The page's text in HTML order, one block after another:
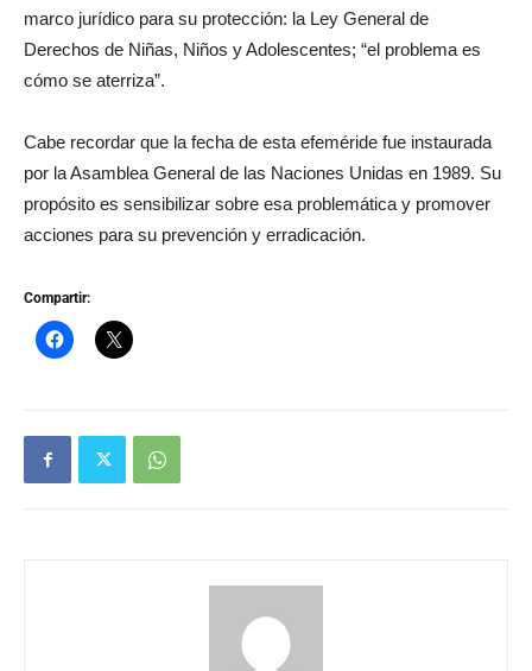
marco jurídico para su protección: la Ley General de
Derechos de Niñas, Niños y Adolescentes; “el problema es
cómo se aterriza”.
Cabe recordar que la fecha de esta efeméride fue instaurada
por la Asamblea General de las Naciones Unidas en 1989. Su
propósito es sensibilizar sobre esa problemática y promover
acciones para su prevención y erradicación.
Compartir: